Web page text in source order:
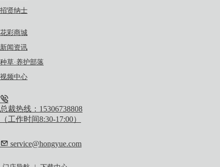
招贤纳士
花彩商城
新闻资讯
种草·养护部落
视频中心
总裁热线：15306738808
（工作时间8:30-17:00）
service@hongyue.com